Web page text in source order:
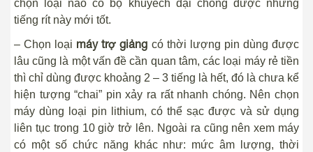
chọn loại nào có bộ khuyếch đại chống được những
tiếng rít này mới tốt.
– Chọn loại máy trợ giảng có thời lượng pin dùng được
lâu cũng là một vấn đề cần quan tâm, các loại máy rẻ tiền
thì chỉ dùng được khoảng 2 – 3 tiếng là hết, đó là chưa kể
hiện tượng “chai” pin xảy ra rất nhanh chóng. Nên chọn
máy dùng loại pin lithium, có thể sạc được và sử dụng
liên tục trong 10 giờ trở lên. Ngoài ra cũng nên xem máy
có một số chức năng khác như: mức âm lượng, thời